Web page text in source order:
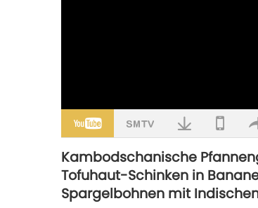
Kambodschanische
Tofuhaut-Schinken in
Spargelbohnen mit